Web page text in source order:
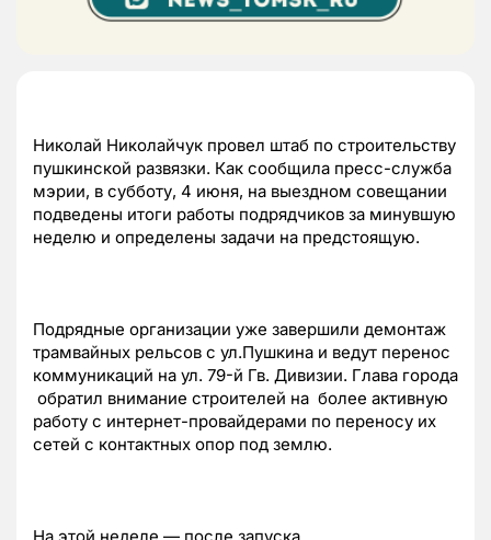
Николай Николайчук провел штаб по строительству
пушкинской развязки. Как сообщила пресс-служба
мэрии, в субботу, 4 июня, на выездном совещании
подведены итоги работы подрядчиков за минувшую
неделю и определены задачи на предстоящую.
Подрядные организации уже завершили демонтаж
трамвайных рельсов с ул.Пушкина и ведут перенос
коммуникаций на ул. 79-й Гв. Дивизии. Глава города
обратил внимание строителей на более активную
работу с интернет-провайдерами по переносу их
сетей с контактных опор под землю.